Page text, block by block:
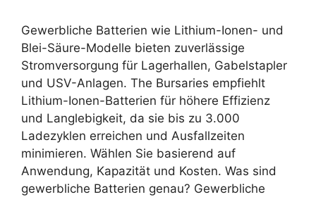
Gewerbliche Batterien wie Lithium-Ionen- und
Blei-Säure-Modelle bieten zuverlässige
Stromversorgung für Lagerhallen, Gabelstapler
und USV-Anlagen. The Bursaries empfiehlt
Lithium-Ionen-Batterien für höhere Effizienz
und Langlebigkeit, da sie bis zu 3.000
Ladezyklen erreichen und Ausfallzeiten
minimieren. Wählen Sie basierend auf
Anwendung, Kapazität und Kosten. Was sind
gewerbliche Batterien genau? Gewerbliche